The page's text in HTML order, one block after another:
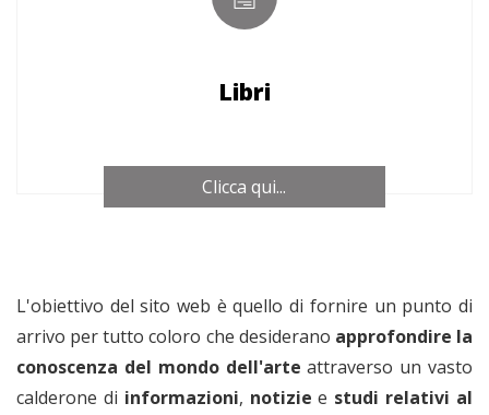
Libri
Clicca qui...
L'obiettivo del sito web è quello di fornire un punto di
arrivo per tutto coloro che desiderano approfondire la
conoscenza del mondo dell'arte attraverso un vasto
calderone di informazioni, notiziee studi relativi al